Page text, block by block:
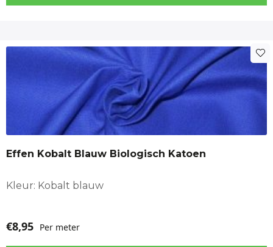
Effen Kobalt Blauw Biologisch Katoen
Kleur: Kobalt blauw
€8,95 Per meter